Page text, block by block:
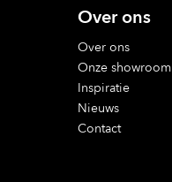
Over ons
Over ons
Onze showroom
Inspiratie
Nieuws
Contact